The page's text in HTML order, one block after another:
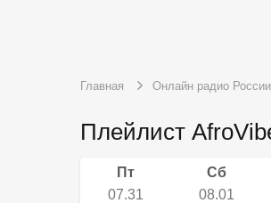
Главная Онлайн радио России
Плейлист
Пт
07.31
Сб
08.01